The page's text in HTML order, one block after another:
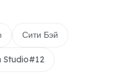
Сити Бэй
Studio#12